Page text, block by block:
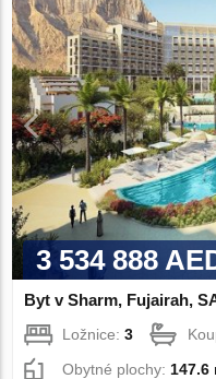
3 534 888
Byt v Sharm, Fujairah,
Ložnice:3
Obytné plochy: 147.6